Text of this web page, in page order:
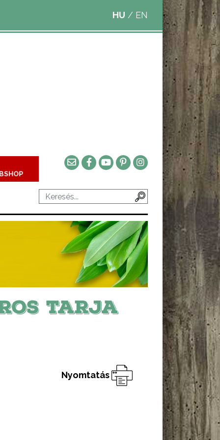
HU / EN
TARJA
Nyomtatás